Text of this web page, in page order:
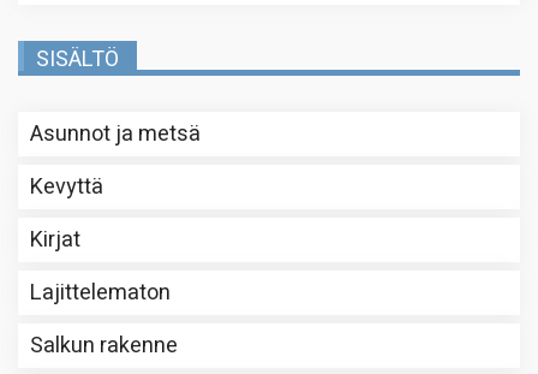
SISÄLTÖ
Asunnot ja metsä
Kevyttä
Kirjat
Lajittelematon
Salkun rakenne